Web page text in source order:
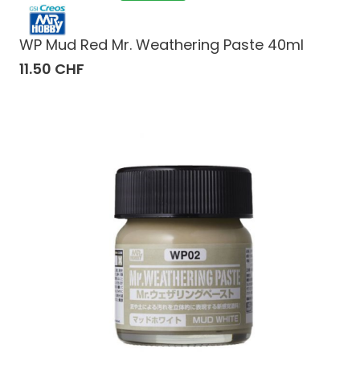
WP Mud Red Mr. Weathering Paste 40ml
11.50 CHF